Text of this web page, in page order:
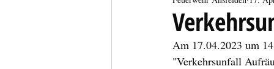
Am 17.04.2023 um
"Verkehrsunfall